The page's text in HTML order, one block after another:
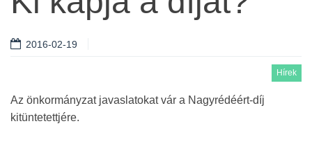
2016-02-19
Hírek
Az önkormányzat javaslatokat vár a Nagyrédéért-díj
kitüntetettjére.